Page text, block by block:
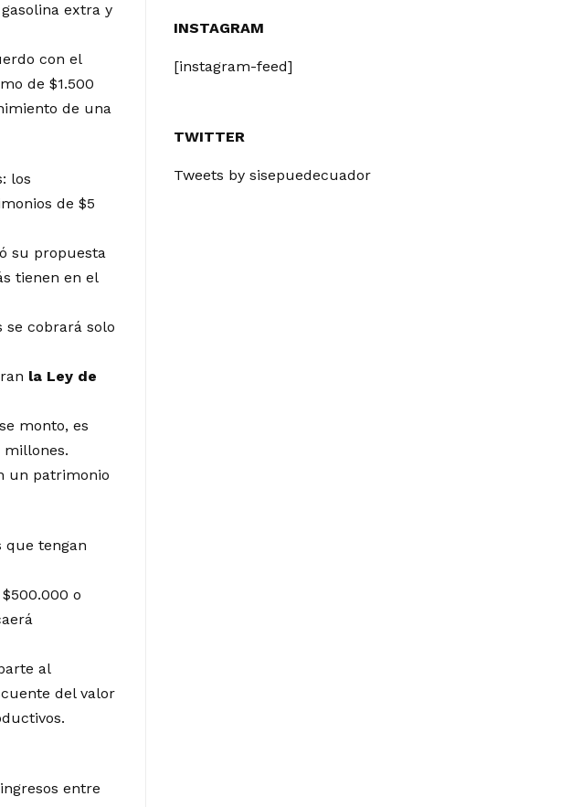
extra y
con el
de $1.500
de una
los
de $5
su propuesta
tienen en el
cobrará solo
la Ley de
monto, es
millones.
un patrimonio
que tengan
o
al
del valor
entre
INSTAGRAM
[instagram-feed]
TWITTER
Tweets by sisepuedecuador